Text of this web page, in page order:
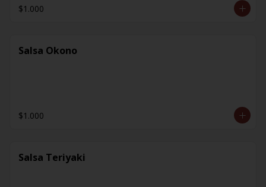
$1.000
Salsa Okono
$1.000
Salsa Teriyaki